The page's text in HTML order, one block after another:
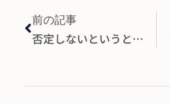
前の記事
否定しないというと…